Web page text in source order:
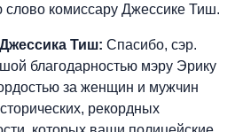
комиссару Джессике Тиш.
Тиш: Спасибо, сэр.
благодарностью мэру Эрику
за женщин и мужчин
рекордных